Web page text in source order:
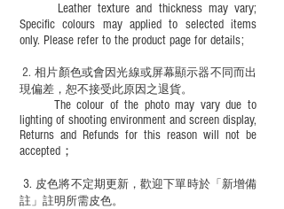
Leather texture and thickness may vary;
Specific colours may applied to selected items
only. Please refer to the product page for details;
​2.相片顏色或會因光線或屏幕顯示器不同而出
現偏差，恕不接受此原因之退貨。
The colour of the photo may vary due to
lighting of shooting environment and screen display,
Returns and Refunds for this reason will not be
accepted；
3. 皮色將不定期更新，歡迎下單時於「新增備
註」註明 所需皮色。